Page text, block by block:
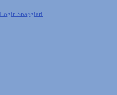
Login Spaggiari